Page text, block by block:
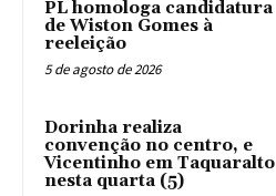
PL homologa candidatura
de Wiston Gomes à
reeleição
5 de agosto de 2026
Dorinha realiza
convenção no centro, e
Vicentinho em Taquaralto
nesta quarta (5)